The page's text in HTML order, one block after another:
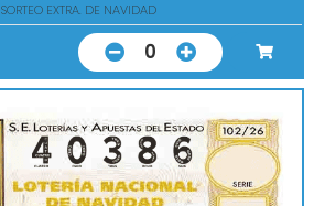
SORTEO EXTRA. DE NAVIDAD
0